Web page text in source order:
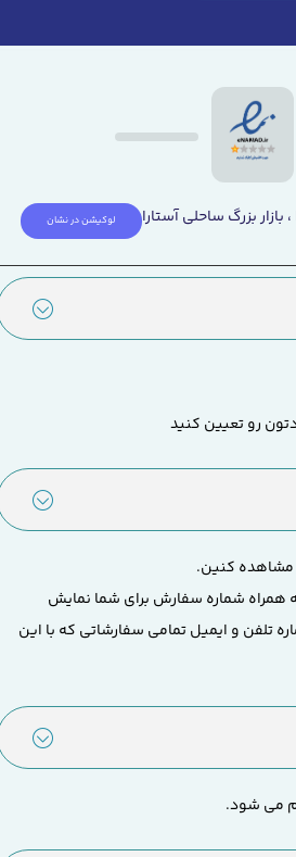
بزرگ ساحلی آستارا لوکیشن در نشان
رو تعیین کنید
مشاهده کنین.
همراه شماره سفارش برای شما نمایش
تلفن و ایمیل تمامی سفارشاتی که با این
می شود.